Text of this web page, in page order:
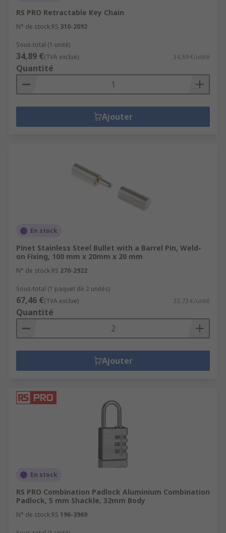
RS PRO Retractable Key Chain
N° de stock RS 310-2092
Sous-total (1 unité)
34,89 €(TVA exclue) 34,89 €/unité
Quantité
Ajouter
En stock
Pinet Stainless Steel Bullet with a Barrel Pin, Weld-
on Fixing, 100 mm x 20mm x 20 mm
N° de stock RS 270-2922
Sous-total (1 paquet de 2 unités)
67,46 €(TVA exclue) 33,73 €/unité
Quantité
Ajouter
En stock
RS PRO Combination Padlock Aluminium Combination
Padlock, 5 mm Shackle, 32mm Body
N° de stock RS 196-3969